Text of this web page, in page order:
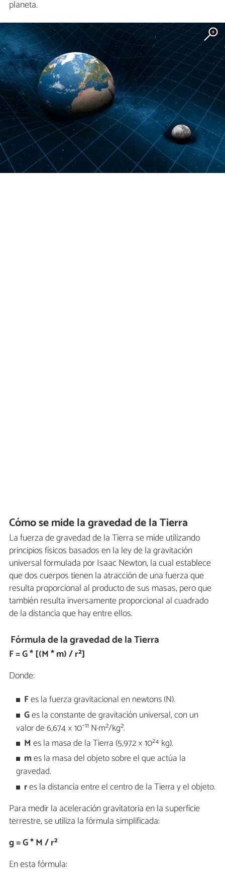
planeta.
Cómo se mide la gravedad de la Tierra
La fuerza de gravedad de la Tierra se mide utilizando
principios físicos basados en la ley de la gravitación
universal formulada por Isaac Newton, la cual establece
que dos cuerpos tienen la atracción de una fuerza que
resulta proporcional al producto de sus masas, pero que
también resulta inversamente proporcional al cuadrado
de la distancia que hay entre ellos.
Fórmula de la gravedad de la Tierra
F = G * [(M * m) / r²]
Donde:
Fes la fuerza gravitacional en newtons (N).
Ges la constante de gravitación universal, con un
valor de 6,674 × 10⁻¹¹ N·m²/kg².
M es la masa de la Tierra (5,972 × 10²⁴ kg).
mes la masa del objeto sobre el que actúa la
gravedad.
res la distancia entre el centro de la Tierra y el objeto.
Para medir la aceleración gravitatoria en la superficie
terrestre, se utiliza la fórmula simplificada:
g = G * M / r²
En esta fórmula: